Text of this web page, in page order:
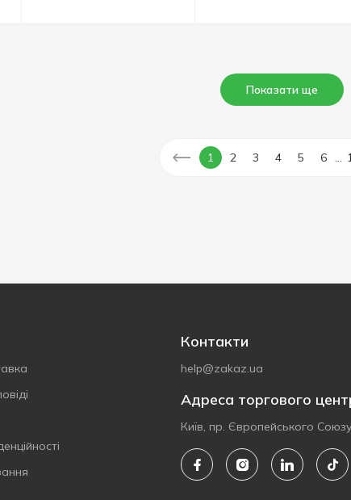
Показати ще
1 2 3 4 5 6
Контакти
help@zakaz.ua
Адреса торгового
Київ, пр. Європейського